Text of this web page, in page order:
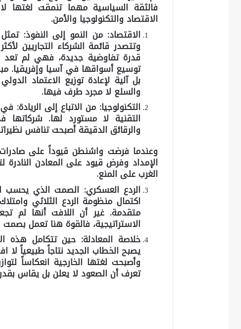
فالثقة السياسية مهما تنمقت
الاقتصاد والتكنولوجيا والأمن.
الاقتصاد: من النمو إلى النفوذ:
وتتصدر قائمة الشركاء التجاريين
قدرة تفاوضية جديدة، فهي لم تعد
توسيع أسواقها في آسيا وإفريقيا.
بل آلية لإعادة توزيع الاعتماد
والسلع لا مجرد طرف فيها.
التكنولوجيا: من الاتباع إلى الريادة: في
التقنية لا مستورد لها. شركاتها
والرقائق الدقيقة أصبحت تنافس
وعندما فرضت واشنطن قيوداً على صادرات
الإمداد وفرض قيود على المعادن
الغرب على المنع.
الردع العسكري: الصمت الذي
اكتمال منظومة الردع الثلاثي
متقدمة. غير أن اللافت أنها لم
الاستراتيجية، فالقوة هنا تعمل
خلاصة المعادلة: حين تتكامل هذه
يصبح الخطاب الجديد نتاجاً طبيعياً
وأصبحت لغتها الخارجية انعكاساً
تعرف أن الصعود لا يعلن بل يقاس